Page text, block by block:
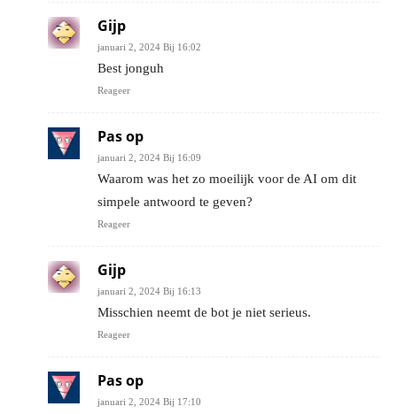
Gijp
januari 2, 2024 Bij 16:02
Best jonguh
Reageer
Pas op
januari 2, 2024 Bij 16:09
Waarom was het zo moeilijk voor de AI om dit
simpele antwoord te geven?
Reageer
Gijp
januari 2, 2024 Bij 16:13
Misschien neemt de bot je niet serieus.
Reageer
Pas op
januari 2, 2024 Bij 17:10